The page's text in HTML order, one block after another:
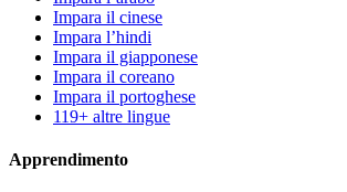
Impara il cinese
Impara l’hindi
Impara il giapponese
Impara il coreano
Impara il portoghese
119+ altre lingue
Apprendimento